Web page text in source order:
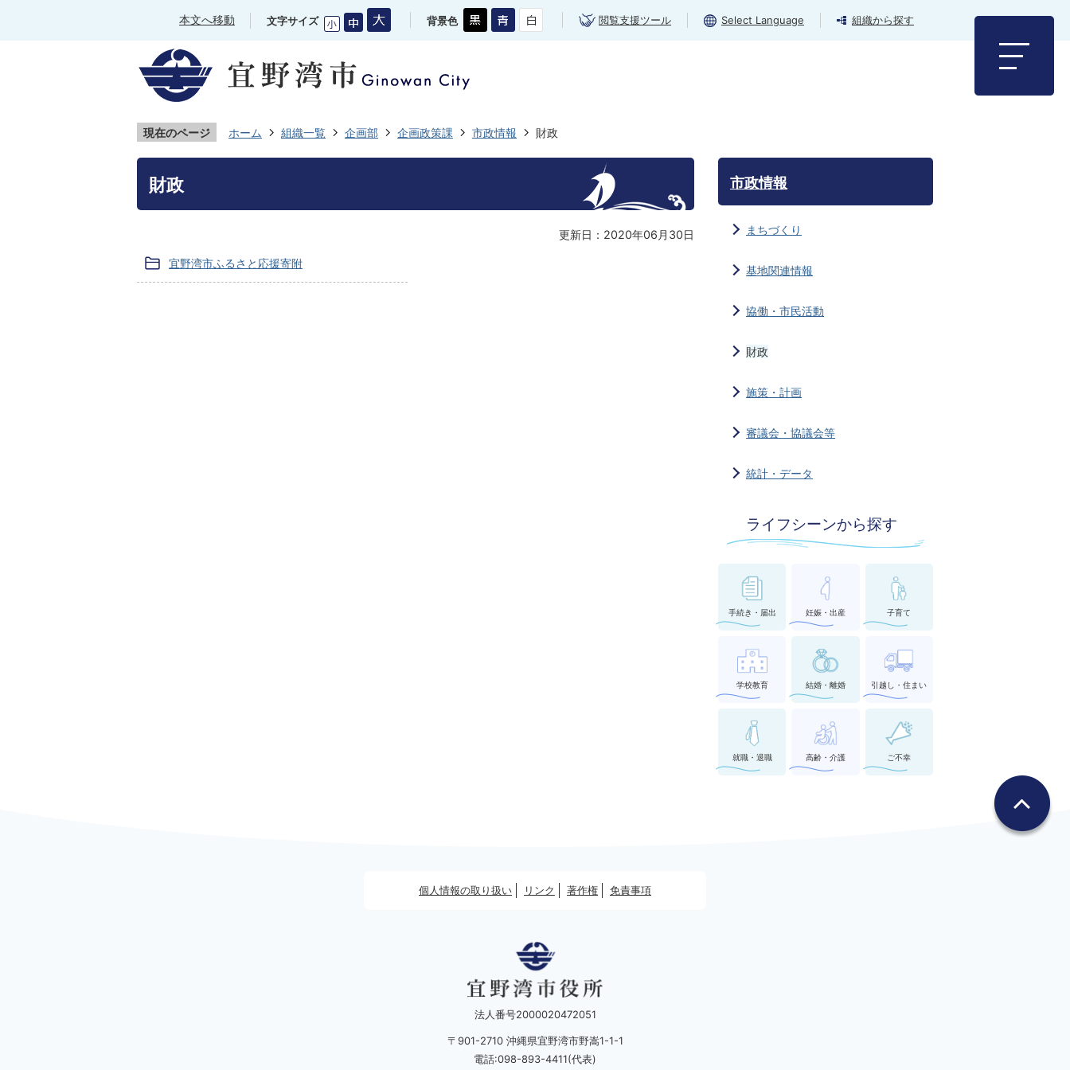
本文へ移動 文字サイズ 背景色 閲覧支援ツール Select Language 組織から探す
現在のページ ホーム 組織一覧 企画部 企画政策課 市政情報 財政
財政
更新日：2020年06月30日
宜野湾市ふるさと応援寄附
市政情報
まちづくり
基地関連情報
協働・市民活動
財政
施策・計画
審議会・協議会等
統計・データ
ライフシーンから探す
手続き・届出 妊娠・出産 子育て
学校教育 結婚・離婚 引越し・住まい
就職・退職 高齢・介護 ご不幸
個人情報の取り扱い リンク 著作権 免責事項
法人番号2000020472051
〒901-2710 沖縄県宜野湾市野嵩1-1-1
電話:098-893-4411(代表)